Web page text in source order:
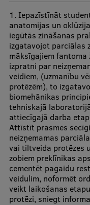
Struktūra
Vēsture un
Identitāte
RSU fonds
Aula
Muzeji un
Ģerbonis
Projekti
Reitingi
Virtuālā tūre
1. Iepazīstīnāt
anatomijas un
iegūtās zināšanas
izgatavojot parciālas
māksīgajiem fantoma
izpratni par
veidiem, (uzmanību
protēzēm), to
biomehānikas
tehniskajā
attiecīgajā darba
Attīstīt prasmes
neizņemamas
vai tiltveida protēzes
zobiem preklīnikas
cementēt pagaidu
veidulim, noformēt
veikt laikošanas
protēzi, sniegt